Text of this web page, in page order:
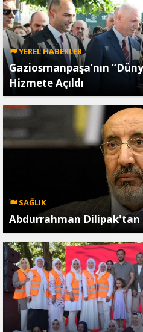
YEREL HABERLER
Gaziosmanpaşa’nın
Hizmete Açıldı
SAĞLIK
Abdurrahman Dilipak'tan